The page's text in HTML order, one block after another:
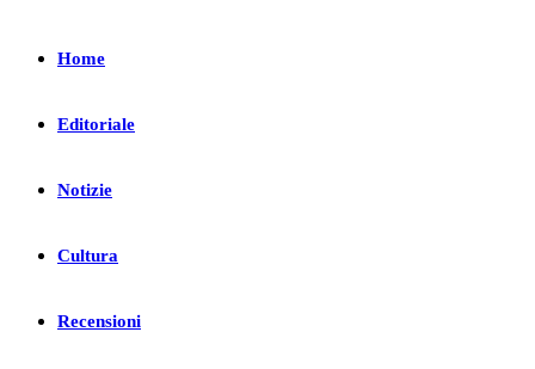
Home
Editoriale
Notizie
Cultura
Recensioni